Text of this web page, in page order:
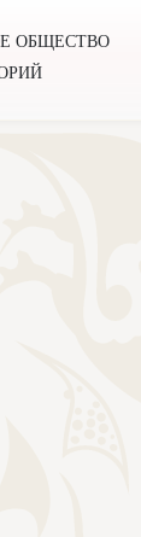
ОБЩЕСТВО